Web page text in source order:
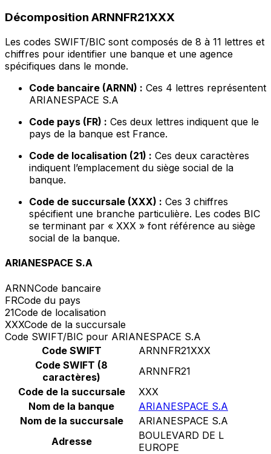
Décomposition ARNNFR21XXX
Les codes SWIFT/BIC sont composés de 8 à 11 lettres et
chiffres pour identifier une banque et une agence
spécifiques dans le monde.
Code bancaire (ARNN) : Ces 4 lettres représentent
ARIANESPACE S.A
Code pays (FR) : Ces deux lettres indiquent que le
pays de la banque est France.
Code de localisation (21) : Ces deux caractères
indiquent l’emplacement du siège social de la
banque.
Code de succursale (XXX) : Ces 3 chiffres
spécifient une branche particulière. Les codes BIC
se terminant par « XXX » font référence au siège
social de la banque.
ARIANESPACE S.A
ARNNCode bancaire
FRCode du pays
21Code de localisation
XXXCode de la succursale
Code SWIFT/BIC pour ARIANESPACE S.A
Code SWIFT
ARNNFR21XXX
Code SWIFT (8
caractères)
ARNNFR21
Code de la succursale
XXX
Nom de la banque
ARIANESPACE S.A
Nom de la succursale
ARIANESPACE S.A
Adresse
BOULEVARD DE L
EUROPE